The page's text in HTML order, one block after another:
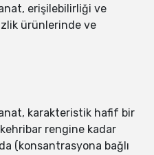
erişilebilirliği ve
ürünlerinde ve
karakteristik hafif bir
rengine kadar
(konsantrasyona bağlı